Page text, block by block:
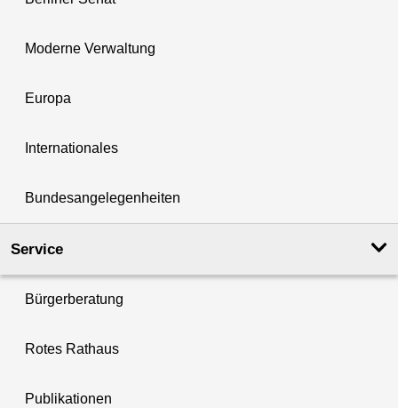
Moderne Verwaltung
Europa
Internationales
Bundesangelegenheiten
Service
Bürgerberatung
Rotes Rathaus
Publikationen